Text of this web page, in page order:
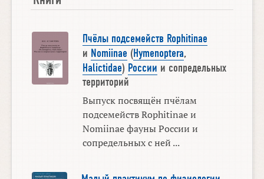
Пчёлы подсемейств Rophitinae
и Nomiinae (Hymenoptera,
Halictidae) России и сопредельных
территорий
Выпуск посвящён пчёлам
подсемейств Rophitinae и
Nomiinae фауны России и
сопредельных с ней ...